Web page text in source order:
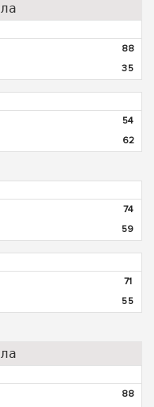
88
35
54
62
74
59
71
55
88